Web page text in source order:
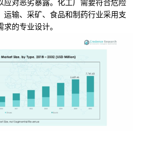
应对恶劣暴露。化工厂需要符合危险
运输、采矿、食品和制药行业采用支
的专业设计。